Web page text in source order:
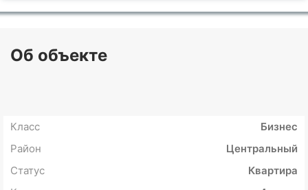
Об объекте
Класс
Бизнес
Район
Центральный
Статус
Квартира